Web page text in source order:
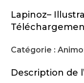
Lapinoz–
Catégorie :
Description de